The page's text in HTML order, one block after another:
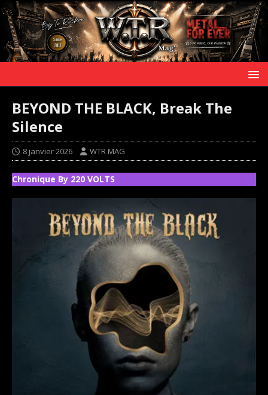
BEYOND THE BLACK, Break The
Silence
8 janvier 2026 WTR MAG
Chronique By 220 VOLTS